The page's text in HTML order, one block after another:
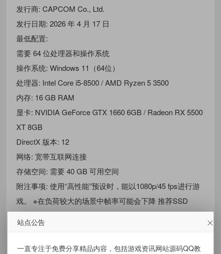
发行商: CAPCOM Co., Ltd.
发行日期: 2026 年 4 月 17 日
最低配置:
需要 64 位处理器和操作系统
操作系统: Windows 11（64位）
处理器: Intel Core i5-8500 / AMD Ryzen 5 3500
内存: 16 GB RAM
显卡: NVIDIA GeForce GTX 1660 6GB / Radeon RX 5500
XT 8GB
DirectX 版本: 12
网络: 宽带互联网连接
存储空间: 需要 40 GB 可用空间
附注事项: 使用“高性能”预设时，能以1080p/45 fps进行游
戏。 ※在负荷较大的场景中帧率可能会下降 推荐SSD
不是虚拟化 无需任何虚拟机 直接解压即撸
站点公告
一直专注于免费分享精品内容，包括游戏资讯网站源码QQ教